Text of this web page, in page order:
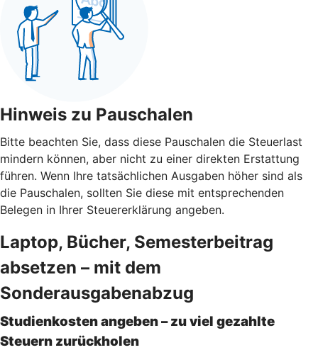
Hinweis zu Pauschalen
Bitte beachten Sie, dass diese Pauschalen die Steuerlast
mindern können, aber nicht zu einer direkten Erstattung
führen. Wenn Ihre tatsächlichen Ausgaben höher sind als
die Pauschalen, sollten Sie diese mit entsprechenden
Belegen in Ihrer Steuererklärung angeben.
Laptop, Bücher, Semesterbeitrag
absetzen – mit dem
Sonderausgabenabzug
Studienkosten angeben – zu viel gezahlte
Steuern zurückholen